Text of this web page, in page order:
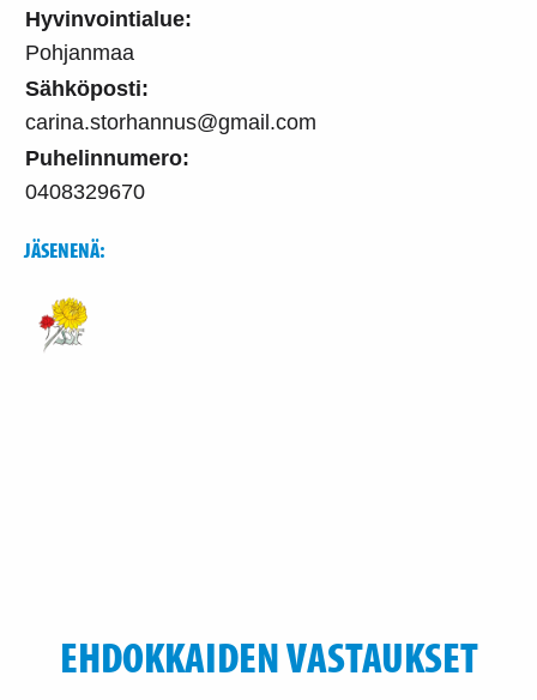
Hyvinvointialue:
Pohjanmaa
Sähköposti:
carina.storhannus@gmail.com
Puhelinnumero:
0408329670
JÄSENENÄ:
EHDOKKAIDEN VASTAUKSET